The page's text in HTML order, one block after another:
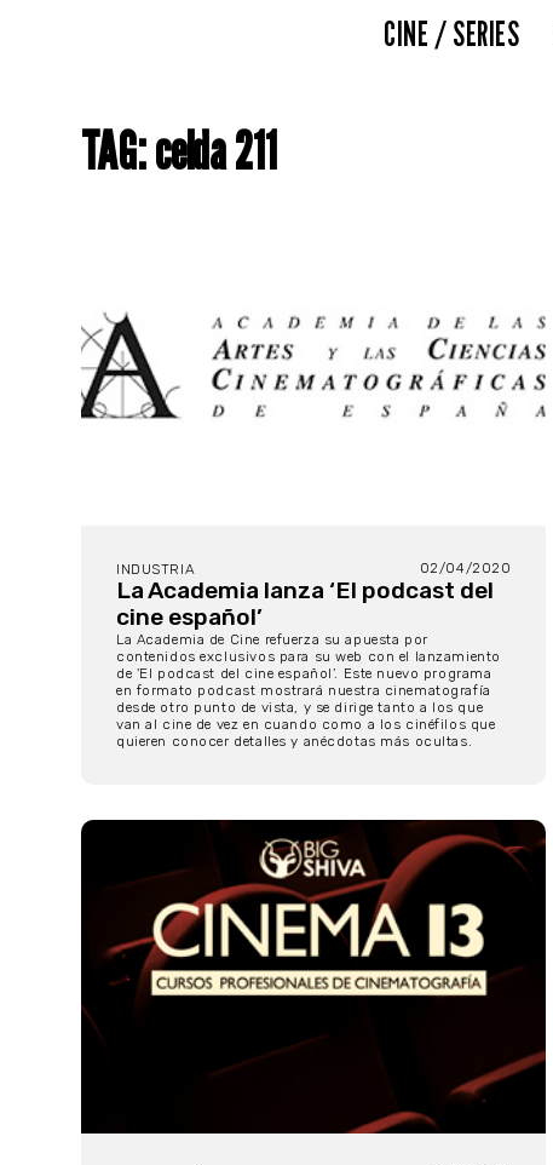
CINE / SERIES
TAG: celda 211
INDUSTRIA 02/04/2020
La Academia lanza ‘El podcast del
cine español’
La Academia de Cine refuerza su apuesta por
contenidos exclusivos para su web con el lanzamiento
de 'El podcast del cine español’. Este nuevo programa
en formato podcast mostrará nuestra cinematografía
desde otro punto de vista, y se dirige tanto a los que
van al cine de vez en cuando como a los cinéfilos que
quieren conocer detalles y anécdotas más ocultas.